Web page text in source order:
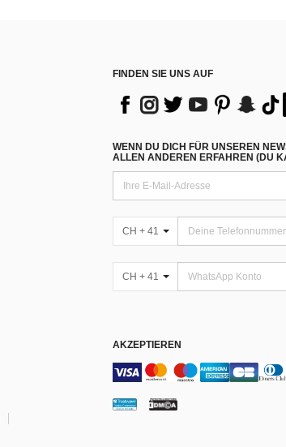
FINDEN SIE UNS AUF
WENN DU DICH FÜR UNSEREN
ALLEN ANDEREN ERFAHREN (DU
CH + 41
CH + 41
AKZEPTIEREN